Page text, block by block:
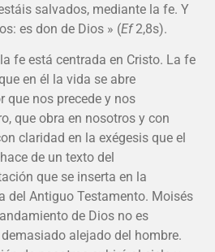
salvados, mediante la fe. Y
es don de Dios » (Ef2,8s).
fe está centrada en Cristo. La fe
en él la vida se abre
que nos precede y nos
que obra en nosotros y con
claridad en la exégesis que el
de un texto del
que se inserta en la
del Antiguo Testamento. Moisés
de Dios no es
alejado del hombre.